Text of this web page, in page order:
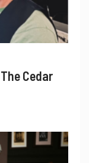
Cedar